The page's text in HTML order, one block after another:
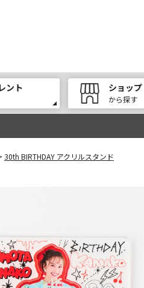
ント ショップ
から探す
30th BIRTHDAY アクリルスタンド